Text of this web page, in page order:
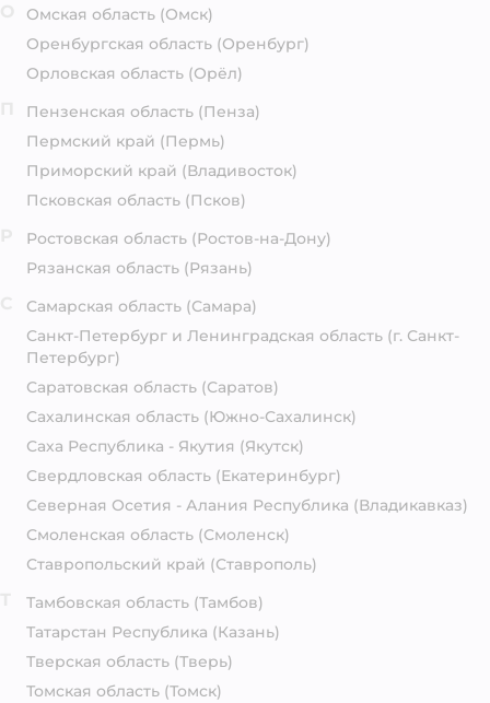
Омская область (Омск)
Оренбургская область (Оренбург)
Орловская область (Орёл)
Пензенская область (Пенза)
Пермский край (Пермь)
Приморский край (Владивосток)
Псковская область (Псков)
Ростовская область (Ростов-на-Дону)
Рязанская область (Рязань)
Самарская область (Самара)
Санкт-Петербург и Ленинградская область (г. Санкт-
Петербург)
Саратовская область (Саратов)
Сахалинская область (Южно-Сахалинск)
Саха Республика - Якутия (Якутск)
Свердловская область (Екатеринбург)
Северная Осетия - Алания Республика (Владикавказ)
Смоленская область (Смоленск)
Ставропольский край (Ставрополь)
Тамбовская область (Тамбов)
Татарстан Республика (Казань)
Тверская область (Тверь)
Томская область (Томск)